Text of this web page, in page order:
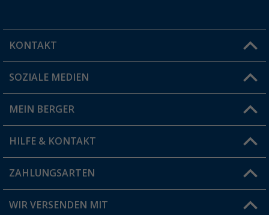
KONTAKT
Du hast eine Frage?
Filiale finden
SOZIALE MEDIEN
MEIN BERGER
Vorteilskarte
Blog
HILFE & KONTAKT
FAQ & Kontakt
Versandinformationen
ZAHLUNGSARTEN
WIR VERSENDEN MIT